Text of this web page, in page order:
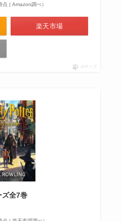
| Amazon調べ）
楽天市場
ポチップ
ズ全7巻